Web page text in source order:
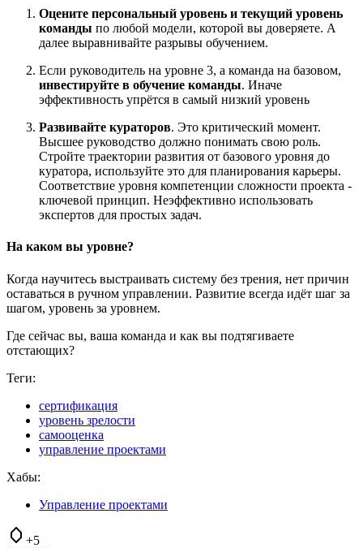
Оцените персональный уровень и текущий уровень
команды по любой модели, которой вы доверяете. А
далее выравнивайте разрывы обучением.
Если руководитель на уровне 3, а команда на базовом,
инвестируйте в обучение команды. Иначе
эффективность упрётся в самый низкий уровень
Развивайте кураторов. Это критический момент.
Высшее руководство должно понимать свою роль.
Стройте траектории развития от базового уровня до
куратора, используйте это для планирования карьеры.
Соответствие уровня компетенции сложности проекта -
ключевой принцип. Неэффективно использовать
экспертов для простых задач.
На каком вы уровне?
Когда научитесь выстраивать систему без трения, нет причин
оставаться в ручном управлении. Развитие всегда идёт шаг за
шагом, уровень за уровнем.
Где сейчас вы, ваша команда и как вы подтягиваете
отстающих?
Теги:
сертификация
уровень зрелости
самооценка
управление проектами
Хабы:
Управление проектами
+5